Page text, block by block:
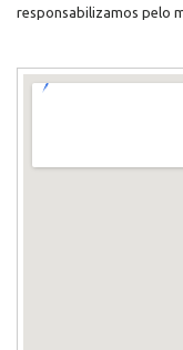
responsabilizamos pelo